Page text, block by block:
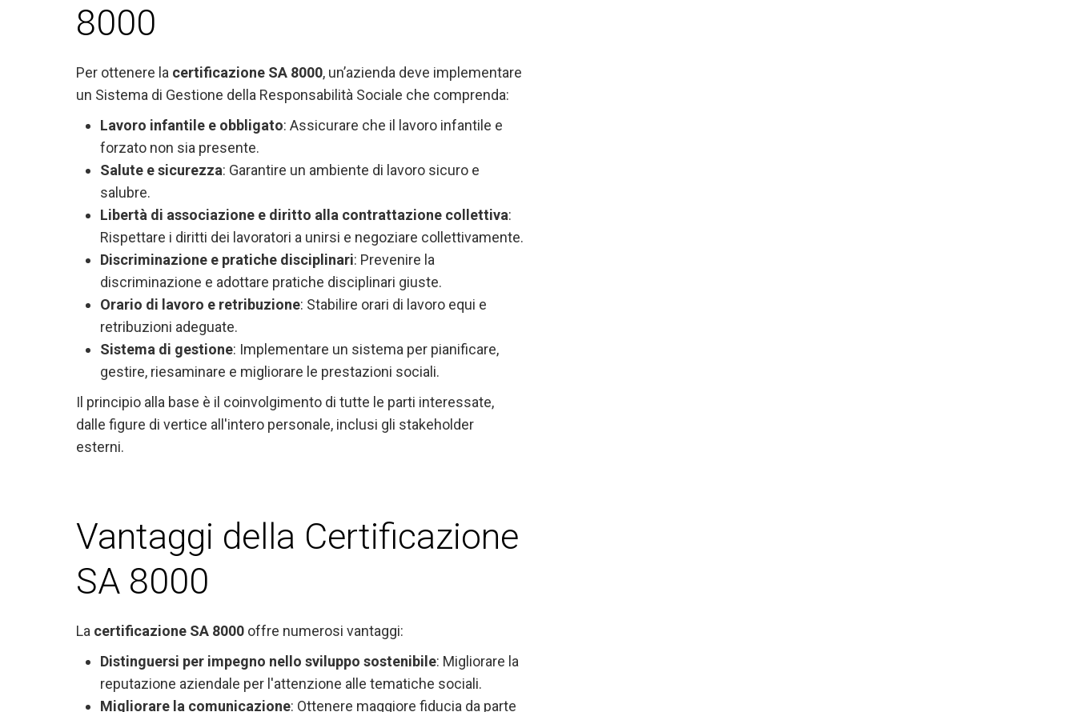
8000
Per ottenere la certificazione SA 8000, un’azienda deve implementare
un Sistema di Gestione della Responsabilità Sociale che comprenda:
Lavoro infantile e obbligato: Assicurare che il lavoro infantile e
forzato non sia presente.
Salute e sicurezza: Garantire un ambiente di lavoro sicuro e
salubre.
Libertà di associazione e diritto alla contrattazione collettiva:
Rispettare i diritti dei lavoratori a unirsi e negoziare collettivamente.
Discriminazione e pratiche disciplinari: Prevenire la
discriminazione e adottare pratiche disciplinari giuste.
Orario di lavoro e retribuzione: Stabilire orari di lavoro equi e
retribuzioni adeguate.
Sistema di gestione: Implementare un sistema per pianificare,
gestire, riesaminare e migliorare le prestazioni sociali.
Il principio alla base è il coinvolgimento di tutte le parti interessate,
dalle figure di vertice all'intero personale, inclusi gli stakeholder
esterni.
Vantaggi della Certificazione
SA 8000
La certificazione SA 8000 offre numerosi vantaggi:
Distinguersi per impegno nello sviluppo sostenibile: Migliorare la
reputazione aziendale per l'attenzione alle tematiche sociali.
Migliorare la comunicazione: Ottenere maggiore fiducia da parte